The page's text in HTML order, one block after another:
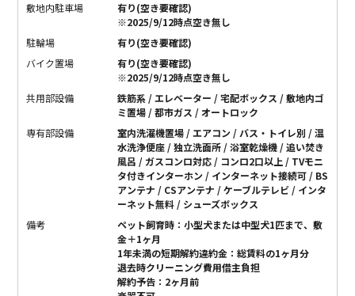
敷地内駐車場
有り(空き要確認)
※2025/9/12時点空き無し
駐輪場
有り(空き要確認)
バイク置場
有り(空き要確認)
※2025/9/12時点空き無し
共用部設備
鉄筋系 / エレベーター / 宅配ボックス / 敷地内ゴ
ミ置場 / 都市ガス / オートロック
専有部設備
室内洗濯機置場 / エアコン / バス・トイレ別 / 温
水洗浄便座 / 独立洗面所 / 浴室乾燥機 / 追い焚き
風呂 / ガスコンロ対応 / コンロ2口以上 / TVモニ
タ付きインターホン / インターネット接続可 / BS
アンテナ / CSアンテナ / ケーブルテレビ / インタ
ーネット無料 / シューズボックス
備考
ペット飼育時：小型犬または中型犬1匹まで、敷
金＋1ヶ月
1年未満の短期解約違約金：総賃料の1ヶ月分
退去時クリーニング費用借主負担
解約予告：2ヶ月前